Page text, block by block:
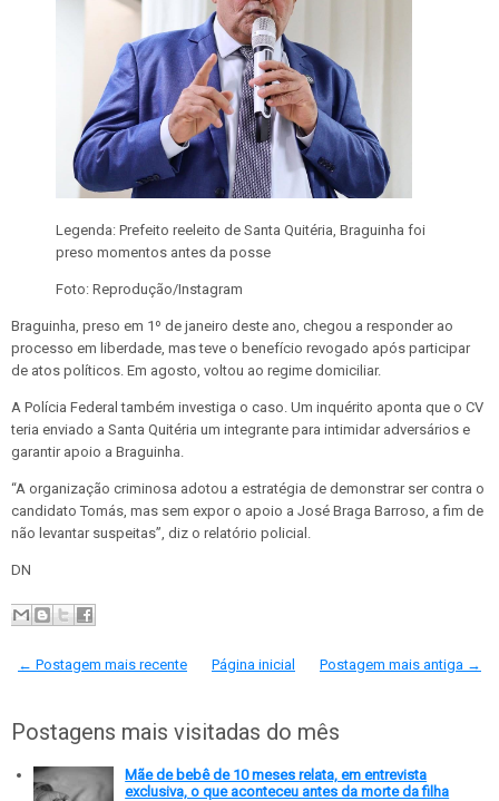
Legenda: Prefeito reeleito de Santa Quitéria, Braguinha foi
preso momentos antes da posse
Foto: Reprodução/Instagram
Braguinha, preso em 1º de janeiro deste ano, chegou a responder ao
processo em liberdade, mas teve o benefício revogado após participar
de atos políticos. Em agosto, voltou ao regime domiciliar.
A Polícia Federal também investiga o caso. Um inquérito aponta que o CV
teria enviado a Santa Quitéria um integrante para intimidar adversários e
garantir apoio a Braguinha.
“A organização criminosa adotou a estratégia de demonstrar ser contra o
candidato Tomás, mas sem expor o apoio a José Braga Barroso, a fim de
não levantar suspeitas”, diz o relatório policial.
DN
← Postagem mais recente Postagem mais antiga →
Página inicial
Postagens mais visitadas do mês
Mãe de bebê de 10 meses relata, em entrevista
exclusiva, o que aconteceu antes da morte da filha